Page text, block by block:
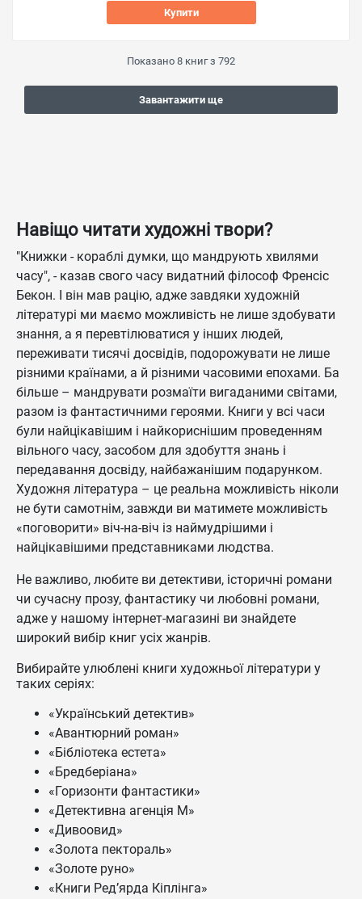
Купити
Показано 8 книг з 792
Завантажити ще
Навіщо читати художні твори?
"Книжки - кораблі думки, що мандрують хвилями
часу", - казав свого часу видатний філософ Френсіс
Бекон. І він мав рацію, адже завдяки художній
літературі ми маємо можливість не лише здобувати
знання, а я перевтілюватися у інших людей,
переживати тисячі досвідів, подорожувати не лише
різними країнами, а й різними часовими епохами. Ба
більше – мандрувати розмаїти вигаданими світами,
разом із фантастичними героями. Книги у всі часи
були найцікавішим і найкориснішим проведенням
вільного часу, засобом для здобуття знань і
передавання досвіду, найбажанішим подарунком.
Художня література – це реальна можливість ніколи
не бути самотнім, завжди ви матимете можливість
«поговорити» віч-на-віч із наймудрішими і
найцікавішими представниками людства.
Не важливо, любите ви детективи, історичні романи
чи сучасну прозу, фантастику чи любовні романи,
адже у нашому інтернет-магазині ви знайдете
широкий вибір книг усіх жанрів.
Вибирайте улюблені книги художньої літератури у
таких серіях:
«Український детектив»
«Авантюрний роман»
«Бібліотека естета»
«Бредберіана»
«Горизонти фантастики»
«Детективна агенція М»
«Дивоовид»
«Золота пектораль»
«Золоте руно»
«Книги Ред’ярда Кіплінга»